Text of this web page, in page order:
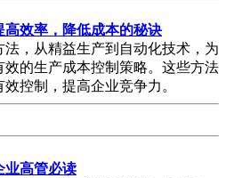
效率，降低成本的秘诀
，从精益生产到自动化技术，为
的生产成本控制策略。这些方法
控制，提高企业竞争力。
业高管必读